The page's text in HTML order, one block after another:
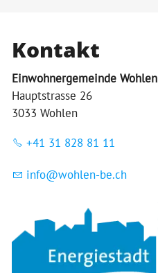
Kontakt
Einwohnergemeinde Wohlen
Hauptstrasse 26
3033 Wohlen
+41 31 828 81 11
nf w hl n-b ch